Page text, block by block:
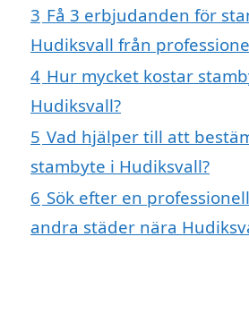
3 Få 3 erbjudanden för
Hudiksvall från
4 Hur mycket kostar
Hudiksvall?
5 Vad hjälper till att
stambyte i Hudiksvall?
6 Sök efter en
andra städer nära